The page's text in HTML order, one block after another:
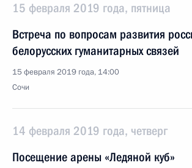
15 февраля 2019 года, пятница
Встреча по вопросам развития
белорусских гуманитарных связей
15 февраля 2019 года, 14:00
Сочи
14 февраля 2019 года, четверг
Посещение арены «Ледяной куб»